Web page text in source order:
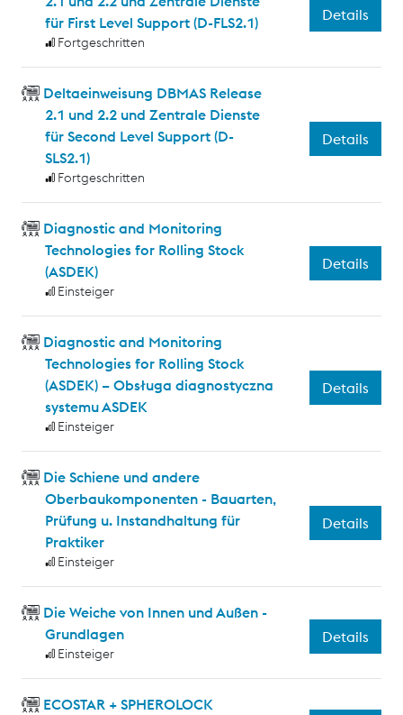
für First Level Support (D-FLS2.1)
Fortgeschritten
Details
Deltaeinweisung DBMAS Release
2.1 und 2.2 und Zentrale Dienste
für Second Level Support (D-
SLS2.1)
Fortgeschritten
Details
Diagnostic and Monitoring
Technologies for Rolling Stock
(ASDEK)
Einsteiger
Details
Diagnostic and Monitoring
Technologies for Rolling Stock
(ASDEK) – Obsługa diagnostyczna
systemu ASDEK
Einsteiger
Details
Die Schiene und andere
Oberbaukomponenten - Bauarten,
Prüfung u. Instandhaltung für
Praktiker
Einsteiger
Details
Die Weiche von Innen und Außen -
Grundlagen
Einsteiger
Details
ECOSTAR + SPHEROLOCK